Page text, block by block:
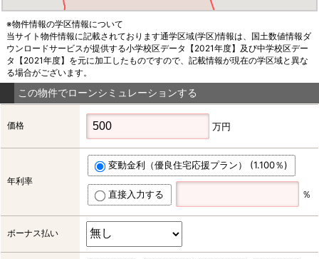
※物件情報の学区情報について
当サイト物件情報に記載されております通学区域(学区)情報は、国土数値情報ダ
ウンロードサービスが提供する小学校区データ【2021年度】及び中学校区デー
タ【2021年度】を元に加工したものですので、記載情報が現在の学区域と異な
る場合がございます。
この物件でローンシミュレーションする
価格 万円
年利率
変動金利（優良住宅応援プラン） (1.100％)
直接入力する ％
ボーナス払い